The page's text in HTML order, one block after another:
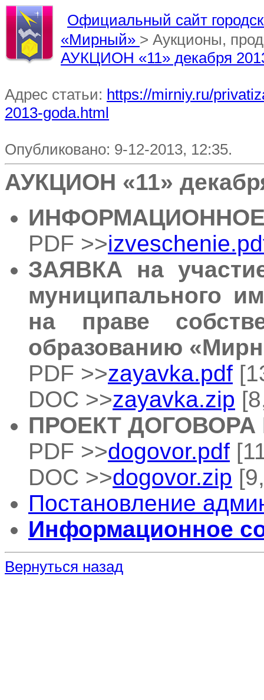
Официальный сайт
«Мирный» > Аукционы,
АУКЦИОН «11» декабря
Адрес статьи: https://mirniy.ru/
2013-goda.html
Опубликовано: 9-12-2013, 12:35.
АУКЦИОН «11»
PDF >>
ЗАЯВКА на
муниципального
на праве
образованию
PDF >>zayavka.pdf
DOC >>zayavka.zip
ПРОЕКТ
PDF >>dogovor.pdf
DOC >>dogovor.zip
Постановление
Информационное
Вернуться назад